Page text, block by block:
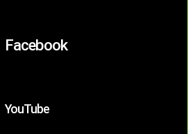
Facebook
YouTube